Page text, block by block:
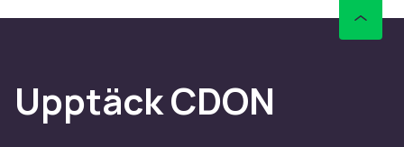
Upptäck CDON